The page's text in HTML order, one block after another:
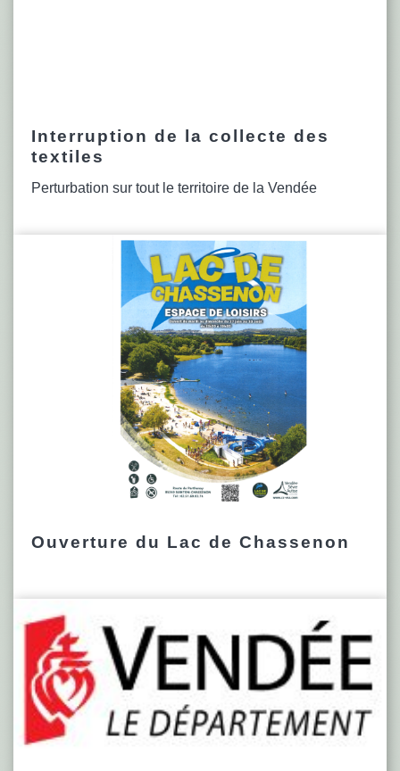
Interruption de la collecte des
textiles
Perturbation sur tout le territoire de la Vendée
Ouverture du Lac de Chassenon